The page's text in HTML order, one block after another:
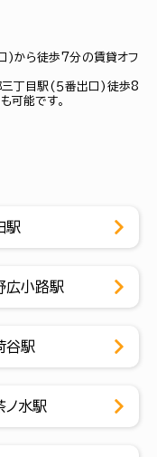
)から徒歩7分の賃貸オフ
三丁目駅(５番出口)徒歩8
可能です。
駅
広小路駅
谷駅
ノ水駅